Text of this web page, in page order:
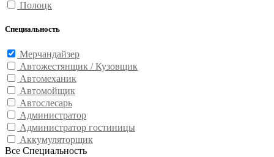
Полоцк
Специальность
Мерчандайзер
Автожестянщик / Кузовщик
Автомеханик
Автомойщик
Автослесарь
Администратор
Администратор гостиницы
Аккумуляторщик
Все Специальность